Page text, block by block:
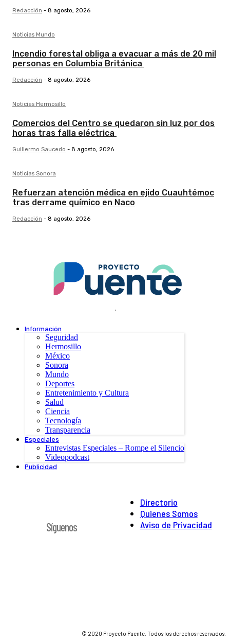
Redacción - 8 agosto, 2026
Noticias Mundo
Incendio forestal obliga a evacuar a más de 20 mil
personas en Columbia Británica
Redacción - 8 agosto, 2026
Noticias Hermosillo
Comercios del Centro se quedaron sin luz por dos
horas tras falla eléctrica
Guillermo Saucedo - 8 agosto, 2026
Noticias Sonora
Refuerzan atención médica en ejido Cuauhtémoc
tras derrame químico en Naco
Redacción - 8 agosto, 2026
.
Información
Seguridad
Hermosillo
México
Sonora
Mundo
Deportes
Entretenimiento y Cultura
Salud
Ciencia
Tecnología
Transparencia
Especiales
Entrevistas Especiales – Rompe el Silencio
Videopodcast
Publicidad
Directorio
Quienes Somos
Aviso de Privacidad
Síguenos
© 2020 Proyecto Puente. Todos los derechos reservados.